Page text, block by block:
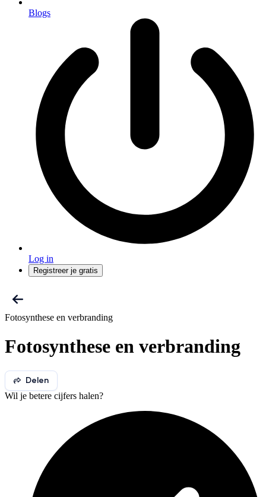
Blogs
Log in
Registreer je gratis
Fotosynthese en verbranding
Fotosynthese en verbranding
Delen
Wil je betere cijfers halen?